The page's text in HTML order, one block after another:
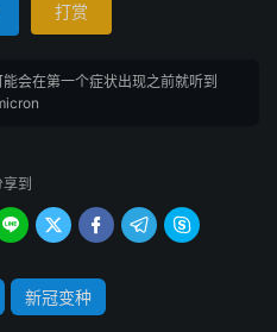
打赏
会在第一个症状出现之前就听到
到
    
新冠变种